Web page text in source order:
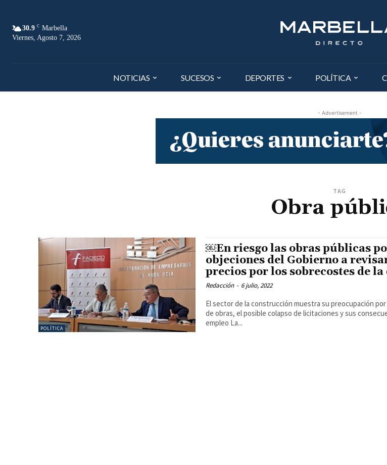
30.9 C Marbella
Viernes, Agosto 7, 2026
NOTICIAS SUCESOS DEPORTES POLÍTICA
- Advertisement -
TAG
Obra
POLÍTICA
￼En riesgo las obras públicas
objeciones del Gobierno a
precios por los sobrecostes de
Redacción - 6 julio, 2022
El sector de la construcción muestra su preocupación por
de obras, el posible colapso de licitaciones y sus
empleo La...